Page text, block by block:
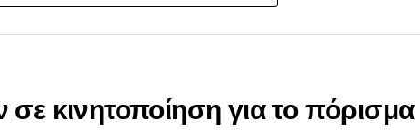
ΔΗΚΟ, Νικόλας Παπαδόπουλος, ο Πρόεδρος του ΑΛΜΑ –
καθώς και ο Πρόεδρος της Άμεσης
ο Υπουργός Εξωτερικών, Κωνσταντίνος Κόμπος, ο
Λετυμπιώτης, ο Αναπληρωτής Κυβερνητικός
κινητοποίηση για το πόρισμα